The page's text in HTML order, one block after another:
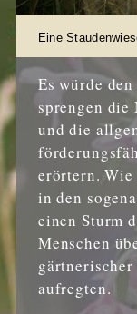
Eine
Es würde
sprengen
und die
erörtern. Wie
in den
einen Sturm
Menschen
aufregten.